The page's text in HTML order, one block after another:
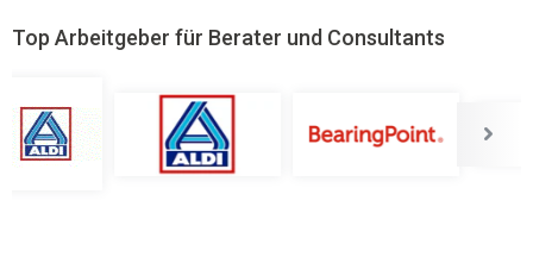
Top Arbeitgeber für Berater und Consultants